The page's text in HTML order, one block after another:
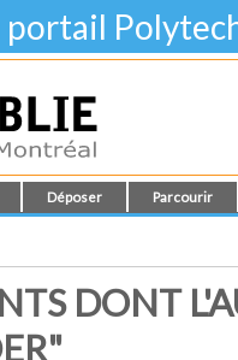
portail
Déposer Parcourir
DONT